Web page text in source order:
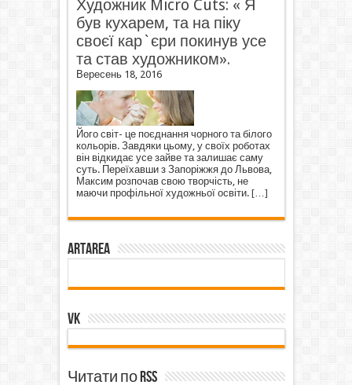
Художник Micro Cuts: « Я
був кухарем, та на піку
своєї кар`єри покинув усе
та став художником».
Вересень 18, 2016
Його світ- це поєднання чорного та білого
кольорів. Завдяки цьому, у своїх роботах
він відкидає усе зайве та залишає саму
суть. Переїхавши з Запоріжжя до Львова,
Максим розпочав свою творчість, не
маючи профільної художньої освіти. […]
ArtArea
VK
Читати по RSS